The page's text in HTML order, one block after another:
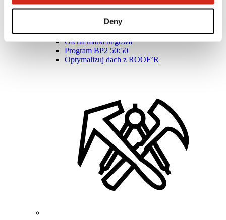
Deny
Dystrybutorzy
Strefa klienta – eProfil
Pliki do pobrania
Oferta marketingowa
Program BP2 50:50
Optymalizuj dach z ROOF’R